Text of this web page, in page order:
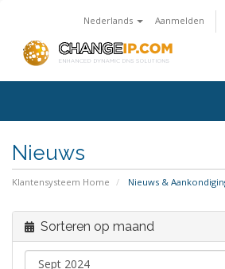
Nederlands Aanmelden
Nieuws
Klantensysteem Home Nieuws &
Sorteren op maand